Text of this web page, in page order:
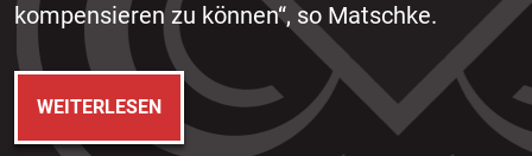
kompensieren zu können“, so Matschke.
WEITERLESEN